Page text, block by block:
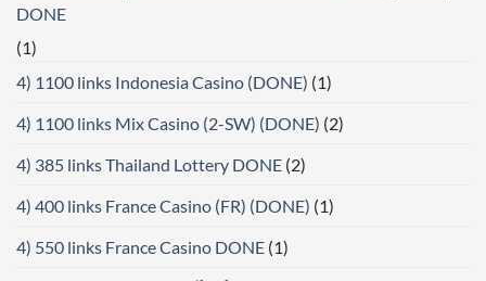
DONE
(1)
4) 1100 links Indonesia Casino (DONE) (1)
4) 1100 links Mix Casino (2-SW) (DONE) (2)
4) 385 links Thailand Lottery DONE (2)
4) 400 links France Casino (FR) (DONE) (1)
4) 550 links France Casino DONE (1)